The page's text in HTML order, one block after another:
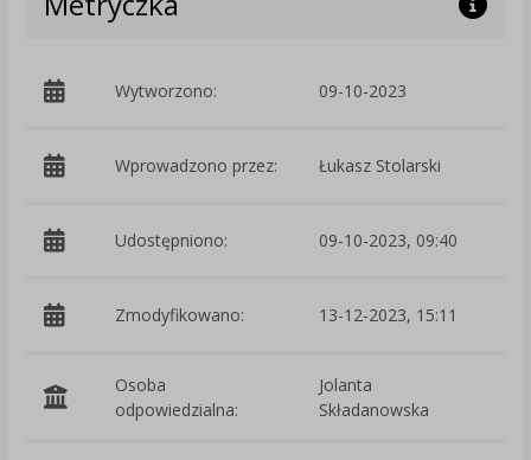
Wytworzono: 09-10-2023
Wprowadzono przez: Łukasz Stolarski
Udostępniono: 09-10-2023, 09:40
Zmodyfikowano: 13-12-2023, 15:11
Osoba
odpowiedzialna:
Jolanta
Składanowska